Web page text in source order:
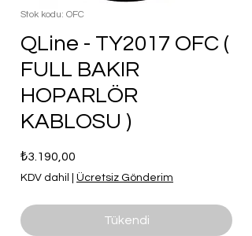
Stok kodu: OFC
QLine - TY2017 OFC (
FULL BAKIR
HOPARLÖR
KABLOSU )
₺3.190,00
KDV dahil Ücretsiz Gönderim
Tükendi